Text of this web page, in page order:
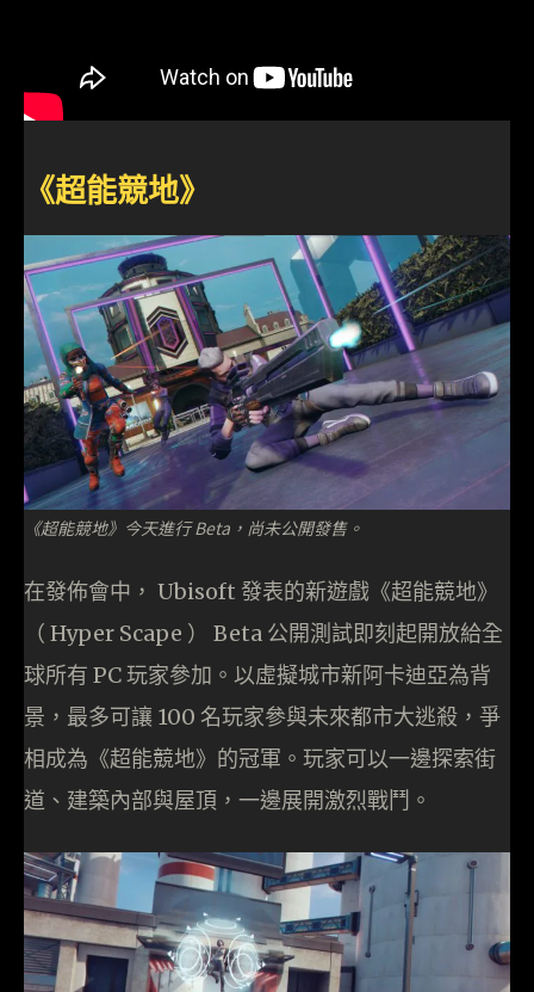
《超能競地》
《超能競地》今天進行 Beta，尚未公開發售。
在發佈會中， Ubisoft 發表的新遊戲《超能競地》
（ Hyper Scape ） Beta 公開測試即刻起開放給全
球所有 PC 玩家參加。以虛擬城市新阿卡迪亞為背
景，最多可讓 100 名玩家參與未來都市大逃殺，爭
相成為《超能競地》的冠軍。玩家可以一邊探索街
道、建築內部與屋頂，一邊展開激烈戰鬥。